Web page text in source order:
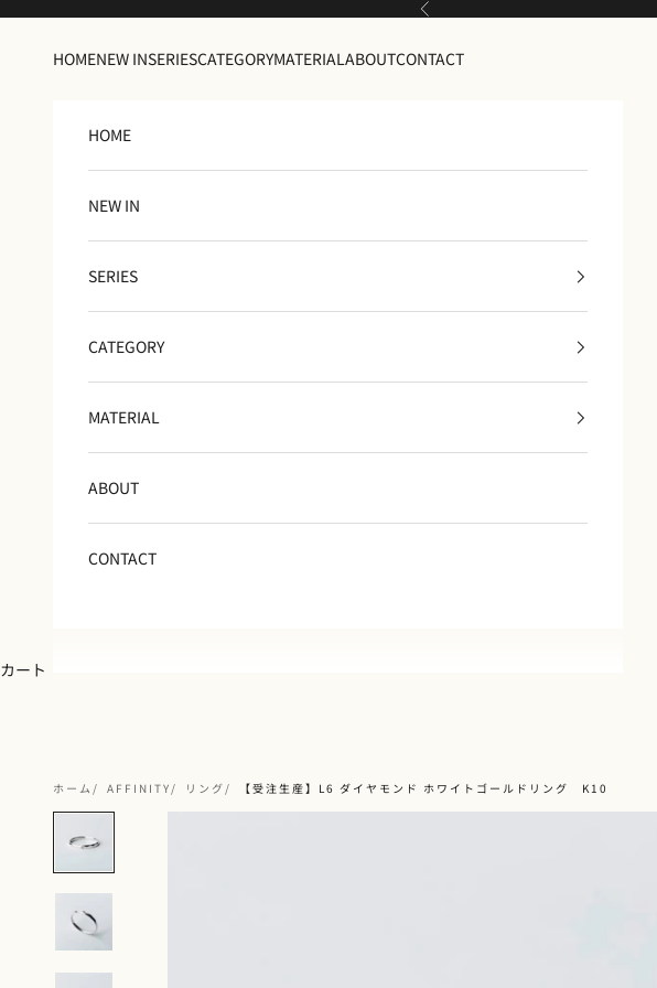
前へ
HOMENEW INSERIESCATEGORYMATERIALABOUTCONTACT
HOME
NEW IN
SERIES
CATEGORY
MATERIAL
ABOUT
CONTACT
カート
ホーム AFFINITY リング 【受注生産】L6 ダイヤモンド ホワイトゴールドリング K10